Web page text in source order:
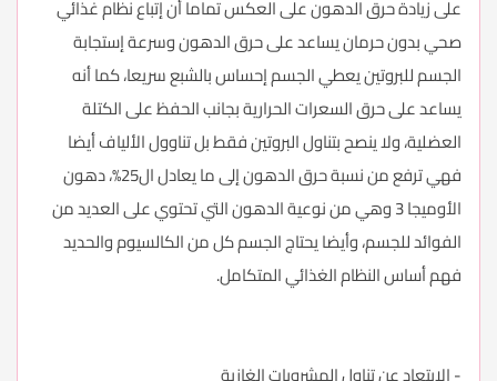
على زيادة حرق الدهون على العكس تماما أن إتباع نظام غذائي
صحي بدون حرمان يساعد على حرق الدهون وسرعة إستجابة
الجسم للبروتين يعطي الجسم إحساس بالشبع سريعا، كما أنه
يساعد على حرق السعرات الحرارية بجانب الحفظ على الكتلة
العضلية، ولا ينصح بتناول البروتين فقط بل تناوول الألياف أيضا
فهي ترفع من نسبة حرق الدهون إلى ما يعادل ال25%، دهون
الأوميجا 3 وهي من نوعية الدهون التي تحتوي على العديد من
الفوائد للجسم، وأيضا يحتاج الجسم كل من الكالسيوم والحديد
فهم أساس النظام الغذائي المتكامل.